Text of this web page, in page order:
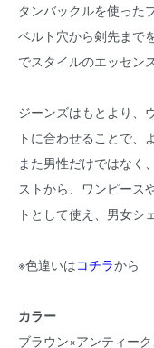
タンバックルを使った
ベルト穴から剣先まで
でスタイルのエッセン
ジーンズはもとより、
トに合わせることで、
また男性だけではなく
ストから、ワンピース
トとして使え、男女シ
※色違いはコチラから
カラー
ブラウン×アンティー